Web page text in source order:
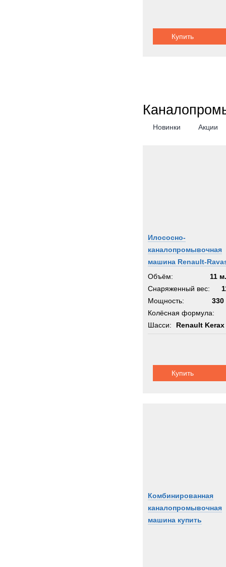
Купить
Новинки Акции
Илососно-
каналопромывочная
машина Renault-
Объём:
11
Снаряженный вес:
Мощность:
330
Колёсная формула:
Шасси:
Renault Kerax
Купить
Комбинированная
каналопромывочная
машина купить